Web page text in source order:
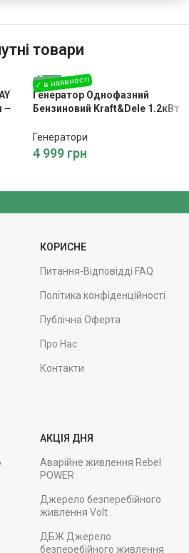
товари
–
Генератор Однофазний
Бензиновий Kraft&Dele 1.2кВт
Генератори
4 999 грн
КОРИСНЕ
Питання-Відповідді FAQ
Політика конфіденційності
Публічна Оферта
Про Нас
Контакти
АКЦІЯ ДНЯ
Аварійне живлення Rebel
POWER
Джерело безперебійного
живлення Volt
ДБЖ Джерело
безперебійного живлення